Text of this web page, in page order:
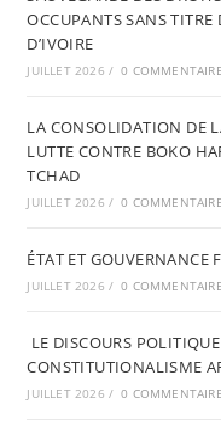
OCCUPANTS SANS
D’IVOIRE
JUILLET 2026 / 0 COMMENTAIRE
LA CONSOLIDATION DE
LUTTE CONTRE BOKO
TCHAD
JUILLET 2026 / 0 COMMENTAIRE
ÉTAT ET GOUVERNANCE
JUILLET 2026 / 0 COMMENTAIRE
LE DISCOURS
CONSTITUTIONALISME
JUILLET 2026 / 0 COMMENTAIRE